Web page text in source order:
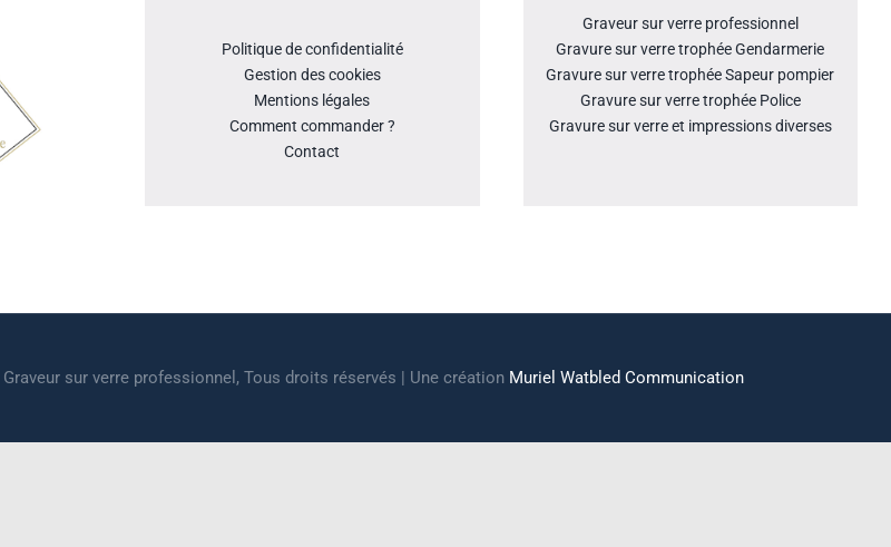
Politique de confidentialité
Gestion des cookies
Mentions légales
Comment commander ?
Contact
Graveur sur verre professionnel
Gravure sur verre trophée Gendarmerie
Gravure sur verre trophée Sapeur pompier
Gravure sur verre trophée Police
Gravure sur verre et impressions diverses
sur verre professionnel, Tous droits réservés | Une création Muriel Watbled Communication